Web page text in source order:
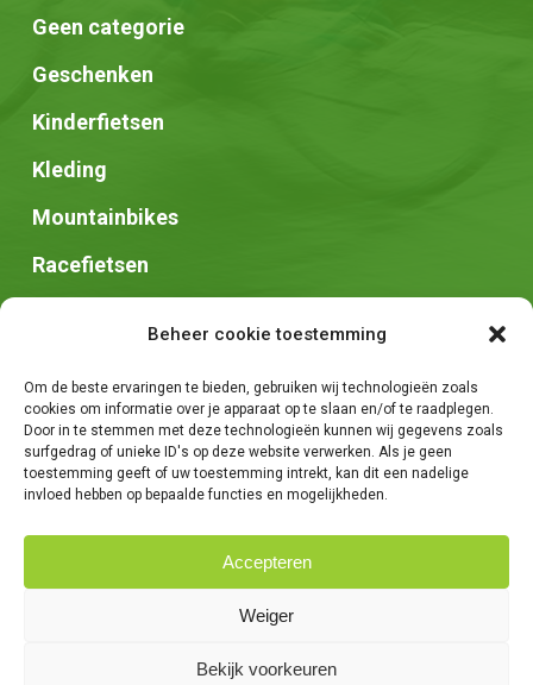
Beheer cookie toestemming
Om de beste ervaringen te bieden, gebruiken wij technologieën zoals
cookies om informatie over je apparaat op te slaan en/of te raadplegen.
Door in te stemmen met deze technologieën kunnen wij gegevens zoals
surfgedrag of unieke ID's op deze website verwerken. Als je geen
toestemming geeft of uw toestemming intrekt, kan dit een nadelige
invloed hebben op bepaalde functies en mogelijkheden.
Accepteren
Weiger
Bekijk voorkeuren
Geen categorie
Geschenken
Kinderfietsen
Kleding
Mountainbikes
Racefietsen
Zadels
We Are Knights